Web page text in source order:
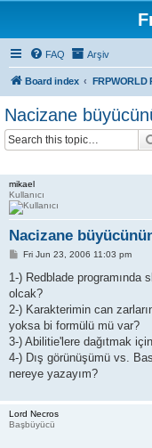
FAQ Arşiv
Board index
Nacizane
mikael
Kullanıcı
Nacizane
P
s
t
Fri Jun 23, 2006 11:03 pm
1-) Redblade programında
olcak?
2-) Karakterimin can
yoksa bi formülü mü var?
3-) Abilitie'lere dağıtmak
4-) Dış görünüşümü vs.
nereye yazayım?
Lord Necros
Başbüyücü